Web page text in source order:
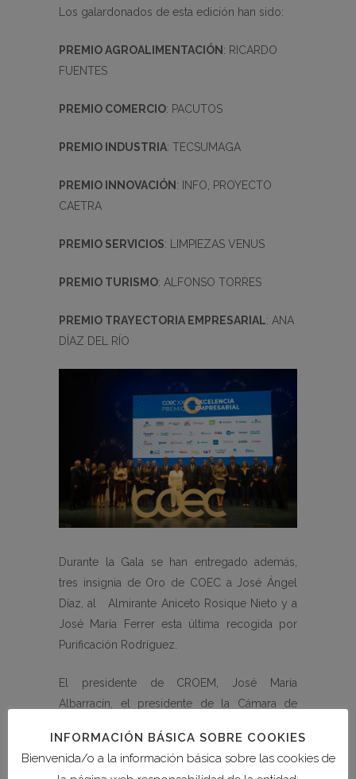
Los galardonados de esta edición han sido:
PREMIO AGROALIMENTACIÓN : RICARDO
FUENTES
PREMIO COMERCIO: PACUTOS
PREMIO INDUSTRIA: TECSUMAGA
PREMIO INNOVACIÓN : INFO, PROYECTO
CAETRA
PREMIO SERVICIOS: LIMPIEZAS VENUS
PREMIO TURISMO: ALFONSO TORRES
PREMIO TRAYECTORIA EMPRESARIAL: ANA
DÍAZ DEL RÍO
Durante la Gala se han entregado además,
tres insignia de Oro de COEC a José Ángel
Díaz, al Almirante Aniceto Rosique Nieto y a
José María Ferrer esta última recogida por
Purificación Rodríguez.
El presidente de CROEM, José María
Albarracín, el presidente de la Cámara de
Gobierno, Francisco Jiménez, han alabado en
sus intervenciones el importante papel de los
INFORMACIÓN BÁSICA SOBRE COOKIES
Bienvenida/o a la información básica sobre las cookies de